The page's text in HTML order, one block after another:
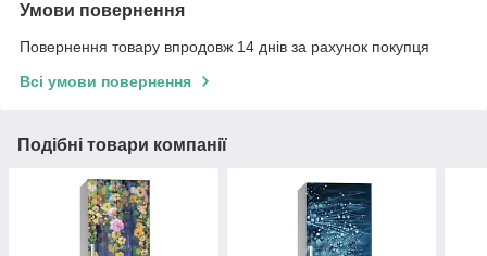
Умови повернення
Повернення товару впродовж 14 днів за рахунок покупця
Всі умови повернення
Подібні товари компанії